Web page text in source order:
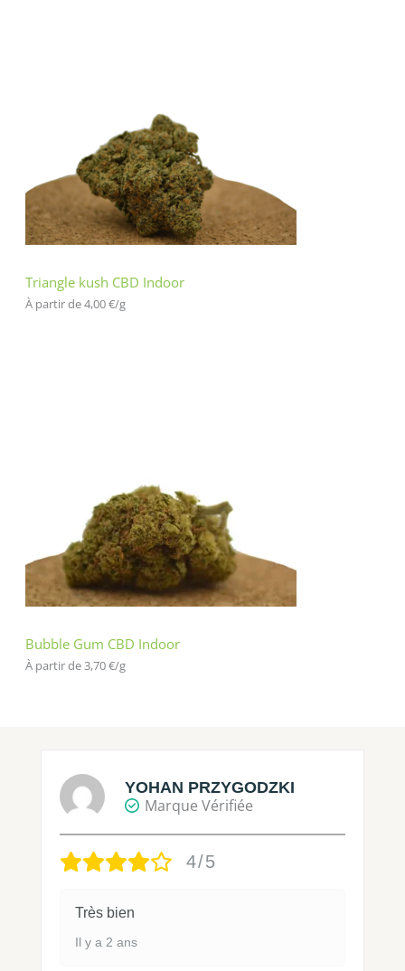
Triangle kush CBD Indoor
À partir de 4,00€/g
Bubble Gum CBD Indoor
À partir de 3,70€/g
YOHAN PRZYGODZKI
Marque Vérifiée
4/5
Très bien
Il y a 2 ans